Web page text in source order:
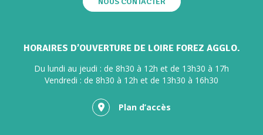
HORAIRES D’OUVERTURE DE LOIRE FOREZ AGGLO.
Du lundi au jeudi : de 8h30 à 12h et de 13h30 à 17h
Vendredi : de 8h30 à 12h et de 13h30 à 16h30
Plan d’accès